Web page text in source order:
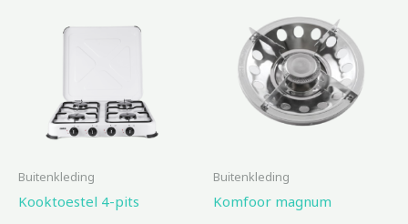
Buitenkleding
Kooktoestel 4-pits
Buitenkleding
Komfoor magnum